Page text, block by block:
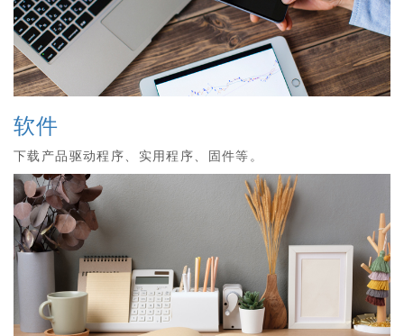
软件
下载产品驱动程序、实用程序、固件等。